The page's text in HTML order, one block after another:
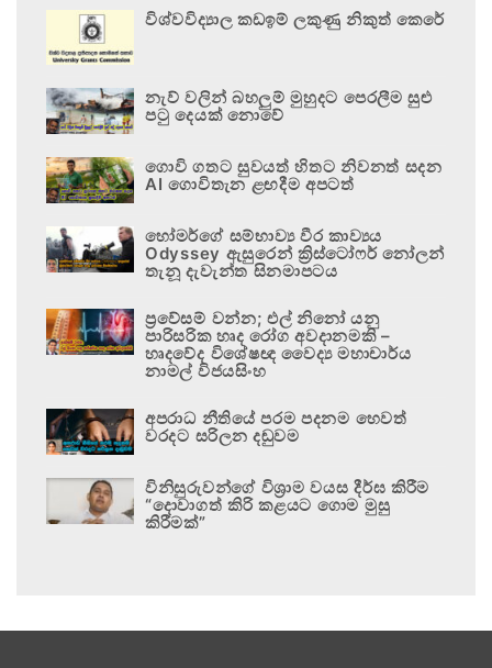
විශ්වවිද්‍යාල කඩඉම් ලකුණු නිකුත් කෙරේ
නැව් වලින් බහලුම් මුහුදට පෙරලීම සුළු
පටු දෙයක් නොවේ
ගොවි ගතට සුවයත් හිතට නිවනත් සදන
AI ගොවිතැන ළඟදීම අපටත්
හෝමර්ගේ සම්භාව්‍ය වීර කාව්‍යය
Odyssey ඇසුරෙන් ක්‍රිස්ටෝෆර් නෝලන්
තැනූ දැවැන්ත සිනමාපටය
ප්‍රවේසම් වන්න; එල් නිනෝ යනු
පාරිසරික හෘද රෝග අවදානමකි –
හෘදවේද විශේෂඥ වෛද්‍ය මහාචාර්ය
නාමල් විජයසිංහ
අපරාධ නීතියේ පරම පදනම හෙවත්
වරදට සරිලන දඬුවම
විනිසුරුවන්ගේ විශ්‍රාම වයස දීර්ඝ කිරීම
“දොවාගත් කිරි කළයට ගොම මුසු
කිරීමක්”